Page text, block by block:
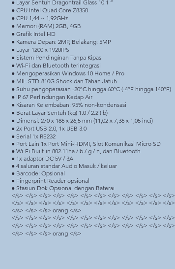
● Layar Sentuh Dragontrail Glass 10.1 ”
● CPU Intel Quad Core Z8350
● CPU 1,44 ~ 1,92GHz
● Memori (RAM) 2GB, 4GB
● Grafik Intel HD
● Kamera Depan: 2MP, Belakang: 5MP
● Layar 1200 x 1920IPS
● Sistem Pendinginan Tanpa Kipas
● Wi-Fi dan Bluetooth terintegrasi
● Mengoperasikan Windows 10 Home / Pro
● MIL-STD-810G Shock dan Tahan Jatuh
● Suhu pengoperasian -20ºC hingga 60ºC (-4ºF hingga 140ºF)
● IP 67 Perlindungan Kedap Air
● Kisaran Kelembaban: 95% non-kondensasi
● Berat Layar Sentuh (kg) 1.0 / 2.2 (lb)
● Dimensi: 270 x 186 x 26,5 mm (11,02 x 7,36 x 1,05 inci)
● 2x Port USB 2.0, 1x USB 3.0
● Serial 1x RS232
● Port Lain 1x Port Mini-HDMI, Slot Komunikasi Micro SD
● Wi-Fi Built-in 802.11ha / b / g / n, dan Bluetooth
● 1x adaptor DC 5V / 3A
● 4 saluran standar Audio Masuk / keluar
● Barcode: Opsional
● Fingerprint Reader opsional
● Stasiun Dok Opsional dengan Baterai
</s> </s> </s> </s> </s> </s> </s> </s> </s> </s> </s> </s>
</s> </s> </s> </s> </s> </s> </s> </s> </s> </s> </s> </s>
</s> </s> </s> orang </s>
</s> </s> </s> </s> </s> </s> </s> </s> </s> </s> </s> </s>
</s> </s> </s> </s> </s> </s> </s> </s> </s> </s> </s> </s>
</s> </s> </s> orang </s>